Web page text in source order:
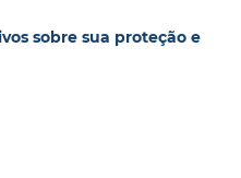
sobre sua proteção e